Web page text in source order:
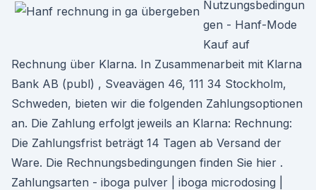
Nutzungsbedingun
gen - Hanf-Mode
Kauf auf
Rechnung über Klarna. In Zusammenarbeit mit Klarna
Bank AB (publ) , Sveavägen 46, 111 34 Stockholm,
Schweden, bieten wir die folgenden Zahlungsoptionen
an. Die Zahlung erfolgt jeweils an Klarna: Rechnung:
Die Zahlungsfrist beträgt 14 Tagen ab Versand der
Ware. Die Rechnungsbedingungen finden Sie hier .
Zahlungsarten - iboga pulver | iboga microdosing |